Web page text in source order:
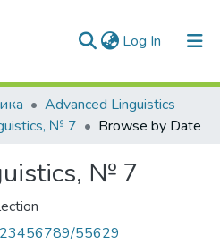
Log In (current)
Advanced Linguistics
№ 7 Browse by Date
№ 7
55629